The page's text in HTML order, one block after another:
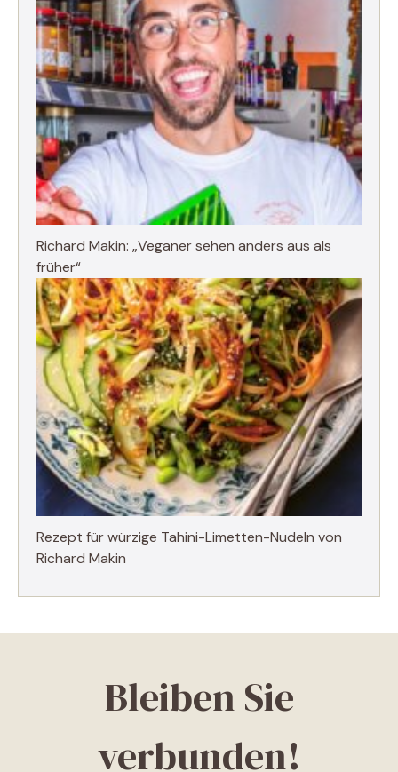
Richard Makin: „Veganer sehen anders aus als
früher“
Rezept für würzige Tahini-Limetten-Nudeln von
Richard Makin
Bleiben Sie
verbunden!